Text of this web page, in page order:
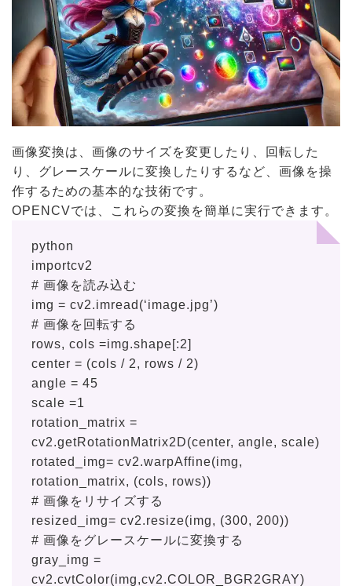
画像変換は、画像のサイズを変更したり、回転した
り、グレースケールに変換したりするなど、画像を操
作するための基本的な技術です。
OPENCVでは、これらの変換を簡単に実行できます。
python
importcv2
# 画像を読み込む
img = cv2.imread(‘image.jpg’)
# 画像を回転する
rows, cols =img.shape[:2]
center = (cols / 2, rows / 2)
angle = 45
scale =1
rotation_matrix =
cv2.getRotationMatrix2D(center, angle, scale)
rotated_img= cv2.warpAffine(img,
rotation_matrix, (cols, rows))
# 画像をリサイズする
resized_img= cv2.resize(img, (300, 200))
# 画像をグレースケールに変換する
gray_img =
cv2.cvtColor(img,cv2.COLOR_BGR2GRAY)